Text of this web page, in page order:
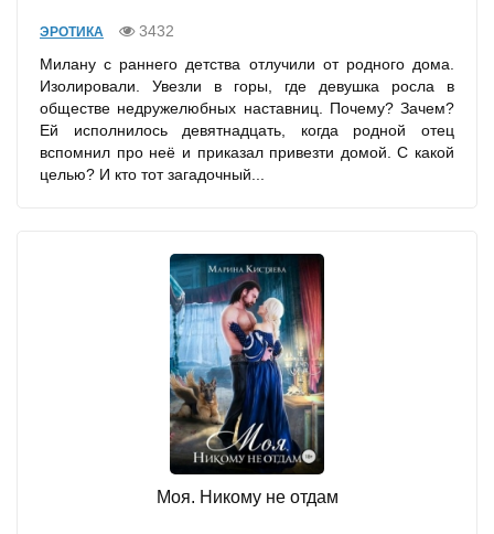
ЭРОТИКА
3432
Милану с раннего детства отлучили от родного дома.
Изолировали. Увезли в горы, где девушка росла в
обществе недружелюбных наставниц. Почему? Зачем?
Ей исполнилось девятнадцать, когда родной отец
вспомнил про неё и приказал привезти домой. С какой
целью? И кто тот загадочный...
Моя. Никому не отдам